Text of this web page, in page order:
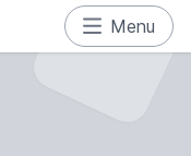
Menu